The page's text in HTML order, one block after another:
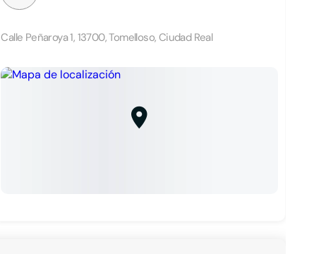
Calle Peñaroya 1, 13700, Tomelloso, Ciudad Real